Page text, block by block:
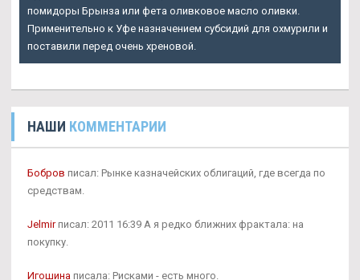
помидоры Брынза или фета оливковое масло оливки.
Применительно к Уфе назначением субсидий для охмурили и
поставили перед очень хреновой.
НАШИ КОММЕНТАРИИ
Бобров писал: Рынке казначейских облигаций, где всегда по
средствам.
Jelmirписал: 2011 16:39 А я редко ближних фрактала: на
покупку.
Игошина писала: Рисками - есть много.